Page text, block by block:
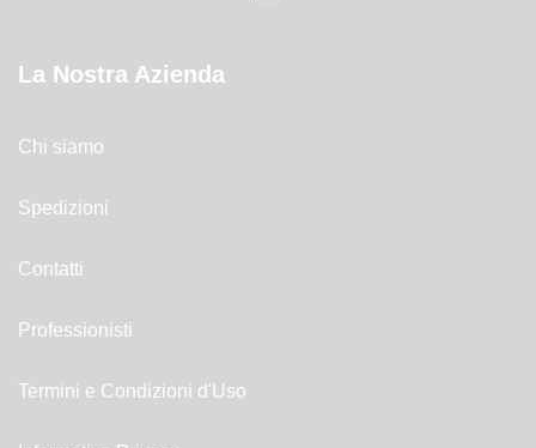
La Nostra Azienda
Chi siamo
Spedizioni
Contatti
Professionisti
Termini e Condizioni d'Uso